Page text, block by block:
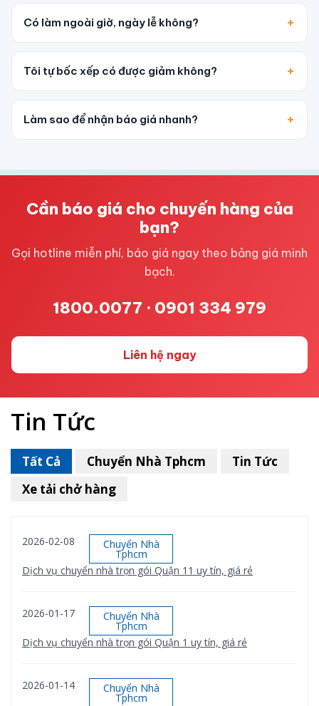
Có làm ngoài giờ, ngày lễ không?
Tôi tự bốc xếp có được giảm không?
Làm sao để nhận báo giá nhanh?
Cần báo giá cho chuyến hàng của
bạn?
Gọi hotline miễn phí, báo giá ngay theo bảng giá minh
bạch.
1800.0077 · 0901 334 979
Liên hệ ngay
Tin Tức
Tất Cả
2026-02-08 Chuyển Nhà
Tphcm
Dịch vụ chuyển nhà trọn gói Quận 11 uy tín, giá rẻ
2026-01-17 Chuyển Nhà
Tphcm
Dịch vụ chuyển nhà trọn gói Quận 1 uy tín, giá rẻ
2026-01-14 Chuyển Nhà
Tphcm
Chuyển Nhà Tphcm
Tin Tức
Xe tải chở hàng